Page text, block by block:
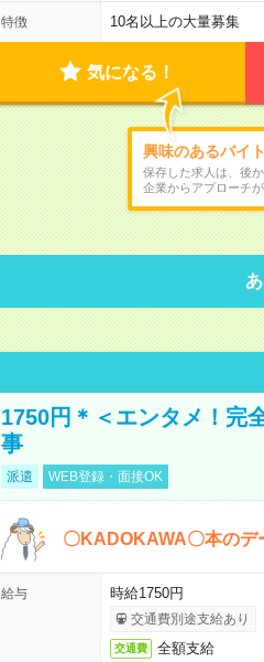
特徴 10名以上の大量募集
気になる！
興味のあるバイト
保存した求人は、後
企業からアプローチが
1750円＊＜エンタメ！完
事
派遣 WEB登録・面接OK
〇KADOKAWA〇本のデ
給与 時給1750円
交通費別途支給あり
交通費 全額支給